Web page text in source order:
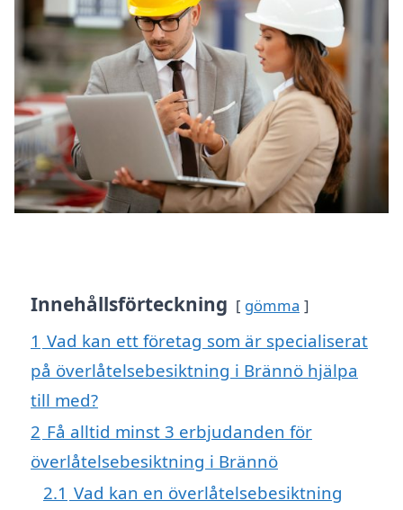
Innehållsförteckning gömma
1 Vad kan ett företag som är specialiserat
på överlåtelsebesiktning i Brännö hjälpa
till med?
2 Få alltid minst 3 erbjudanden för
överlåtelsebesiktning i Brännö
2.1 Vad kan en överlåtelsebesiktning